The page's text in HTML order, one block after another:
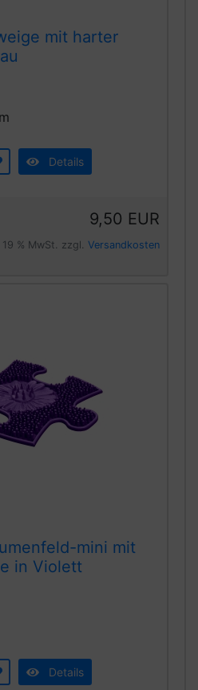
mit harter
Details
9,50 EUR
19 % MwSt. zzgl. Versandkosten
mini mit
in Violett
Details